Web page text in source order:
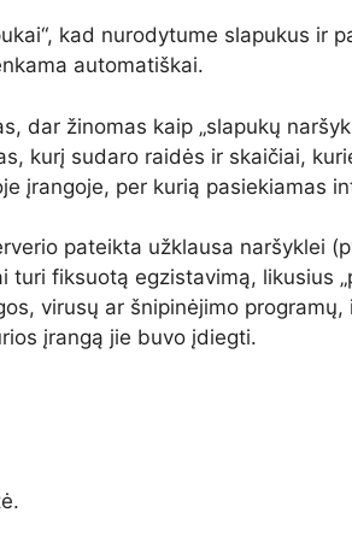
kad nurodytume slapukus ir
automatiškai.
dar žinomas kaip „slapukų
kurį sudaro raidės ir skaičiai,
įrangoje, per kurią pasiekiamas
pateikta užklausa naršyklei
turi fiksuotą egzistavimą, likusius
virusų ar šnipinėjimo
įrangą jie buvo įdiegti.